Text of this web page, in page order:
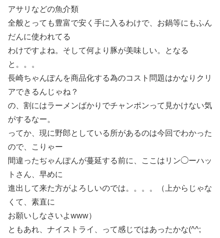
アサリなどの魚介類
全般とっても豊富で安く手に入るわけで、お鍋等にもふん
だんに使われてる
わけですよね。そして何より豚が美味しい。となる
と。。。
長崎ちゃんぽんを商品化する為のコスト問題はかなりクリ
アできるんじゃね？
の、割にはラーメンばかりでチャンポンって見かけない気
がするなー。
ってか、現に野郎としている所があるのは今回でわかった
ので、こりゃー
間違ったぢゃんぽんが蔓延する前に、ここはリン◯ーハッ
トさん、早めに
進出して来た方がよろしいのでは。。。。（上からじゃな
くて、素直に
お願いしなさいよwww）
ともあれ、ナイストライ、って感じではあったかな(^^;